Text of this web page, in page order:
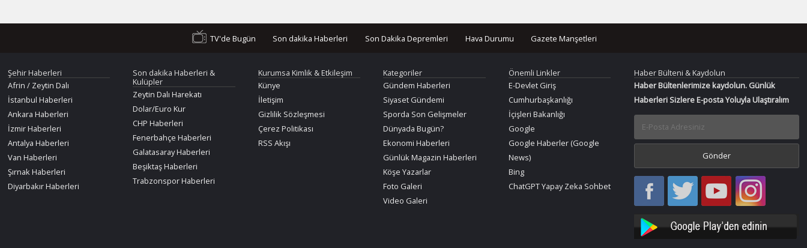
TV'de Bugün Son dakika Haberleri Son Dakika Depremleri Hava Durumu Gazete Manşetleri
Şehir Haberleri
Afrin / Zeytin Dalı
İstanbul Haberleri
Ankara Haberleri
İzmir Haberleri
Antalya Haberleri
Van Haberleri
Şırnak Haberleri
Diyarbakır Haberleri
Son dakika Haberleri &
Kulüpler
Zeytin Dalı Harekatı
Dolar/Euro Kur
CHP Haberleri
Fenerbahçe Haberleri
Galatasaray Haberleri
Beşiktaş Haberleri
Trabzonspor Haberleri
Kurumsa Kimlik & Etkileşim
Künye
İletişim
Gizlilik Sözleşmesi
Çerez Politikası
RSS Akışı
Kategoriler
Gündem Haberleri
Siyaset Gündemi
Sporda Son Gelişmeler
Dünyada Bugün?
Ekonomi Haberleri
Günlük Magazin Haberleri
Köşe Yazarlar
Foto Galeri
Video Galeri
Önemli Linkler
E-Devlet Giriş
Cumhurbaşkanlığı
İçişleri Bakanlığı
Google
Google Haberler (Google
News)
Bing
ChatGPT Yapay Zeka Sohbet
Haber Bülteni & Kaydolun
Haber Bültenlerimize kaydolun. Günlük
Haberleri Sizlere E-posta Yoluyla Ulaştıralım
Haber
Oku
Haber
Oku
Bir
Haber
YouTube
Bir
Haber
Instagram